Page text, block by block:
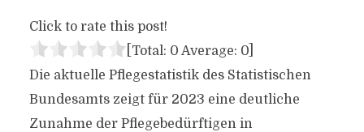
Click to rate this post!
[Total: 0 Average: 0]
Die aktuelle Pflegestatistik des Statistischen
Bundesamts zeigt für 2023 eine deutliche
Zunahme der Pflegebedürftigen in